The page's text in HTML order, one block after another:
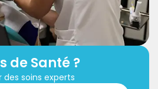
de Santé ?
soins experts